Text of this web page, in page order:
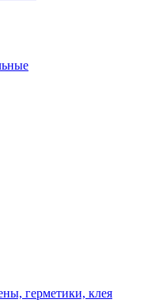
герметики, клея